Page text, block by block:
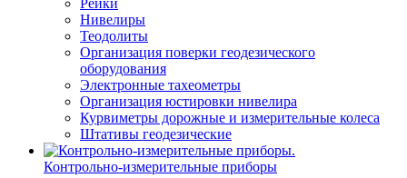
Рейки
Нивелиры
Теодолиты
Организация поверки геодезического
оборудования
Электронные тахеометры
Организация юстировки нивелира
Курвиметры дорожные и измерительные колеса
Штативы геодезические
Контрольно-измерительные приборы